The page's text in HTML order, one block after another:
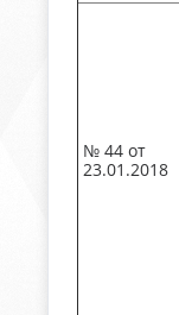
№ 44 от
23.01.2018